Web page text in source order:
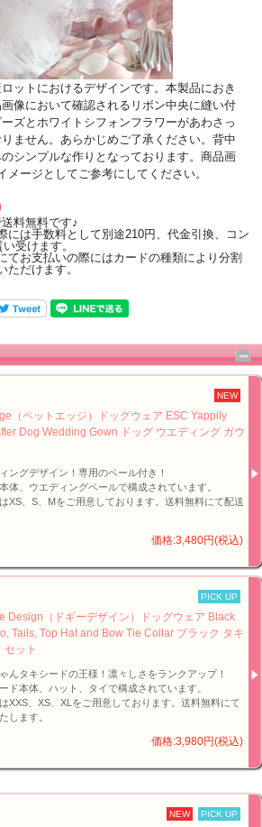
ットにおけるデザインです。本製品におき
像において確認されるリボン中央に縫い付
ズとホワイトシフォンフラワーがあわさっ
ません。あらかじめご了承ください。背中
シンプルな作りとなっております。商品画
メージとしてご参考にしてください。
料無料です♪
には手数料として別途210円、代金引換、コン
受けます。
てお支払いの際にはカードの種類により分割
ただけます。
NEW
（ペットエッジ）ドッグウェア ESC Yappily
Dog Wedding Gown ドッグ ウエディング ガウ
ングデザイン！専用のベール付き！
本体、ウエディングベールで構成されています。
XS、S、Mをご用意しております。送料無料にて配送
価格:3,480円(税込)
PICK UP
Design（ドギーデザイン）ドッグウェア Black
Tails, Top Hat and Bow Tie Collar ブラック タキ
セット
んタキシードの王様！凛々しさをランクアップ！
ド本体、ハット、タイで構成されています。
XXS、XS、XLをご用意しております。送料無料にて
します。
価格:3,980円(税込)
NEW PICK UP